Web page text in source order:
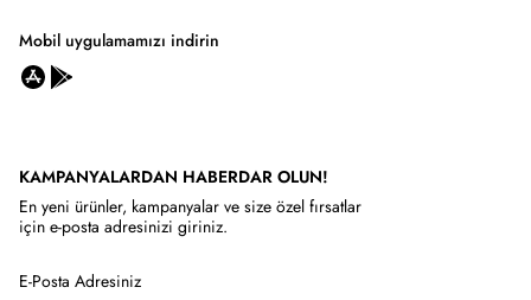
Mobil uygulamamızı indirin
KAMPANYALARDAN HABERDAR OLUN!
En yeni ürünler, kampanyalar ve size özel fırsatlar
için e-posta adresinizi giriniz.